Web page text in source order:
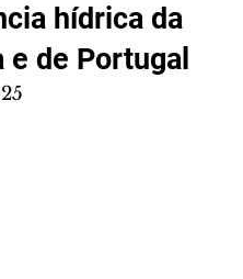
hídrica da
e de Portugal